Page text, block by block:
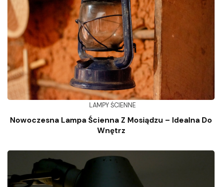
LAMPY ŚCIENNE
Nowoczesna Lampa Ścienna Z Mosiądzu – Idealna Do
Wnętrz